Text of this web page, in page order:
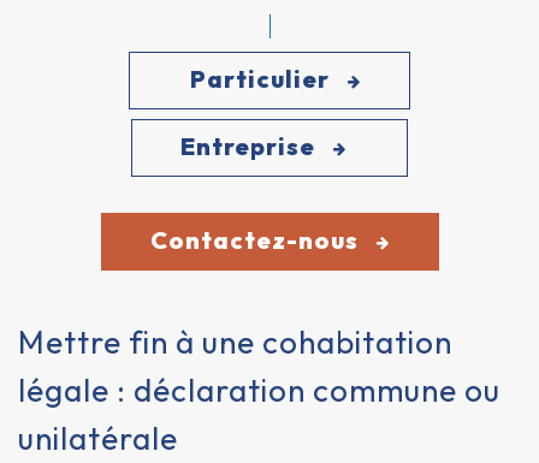
Particulier
Entreprise
Contactez-nous
Mettre fin à une cohabitation
légale : déclaration commune ou
unilatérale